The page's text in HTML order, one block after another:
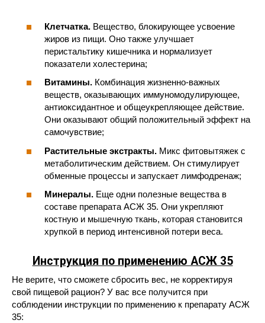
Клетчатка. Вещество, блокирующее усвоение
жиров из пищи. Оно также улучшает
перистальтику кишечника и нормализует
показатели холестерина;
Витамины. Комбинация жизненно-важных
веществ, оказывающих иммуномодулирующее,
антиоксидантное и общеукрепляющее действие.
Они оказывают общий положительный эффект на
самочувствие;
Растительные экстракты. Микс фитовытяжек с
метаболитическим действием. Он стимулирует
обменные процессы и запускает лимфодренаж;
Минералы. Еще одни полезные вещества в
составе препарата АСЖ 35. Они укрепляют
костную и мышечную ткань, которая становится
хрупкой в период интенсивной потери веса.
Инструкция по применению АСЖ 35
Не верите, что сможете сбросить вес, не корректируя
свой пищевой рацион? У вас все получится при
соблюдении инструкции по применению к препарату АСЖ
35: